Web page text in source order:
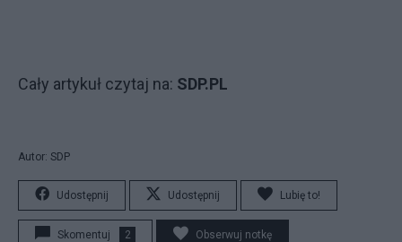
Cały artykuł czytaj na: SDP.PL
Autor: SDP
Udostępnij Udostępnij Lubię to!
Skomentuj 2 Obserwuj notkę